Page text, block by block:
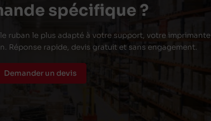
spécifique ?
ruban le plus adapté à votre support, votre imprimante
Réponse rapide, devis gratuit et sans engagement.
Demander un devis